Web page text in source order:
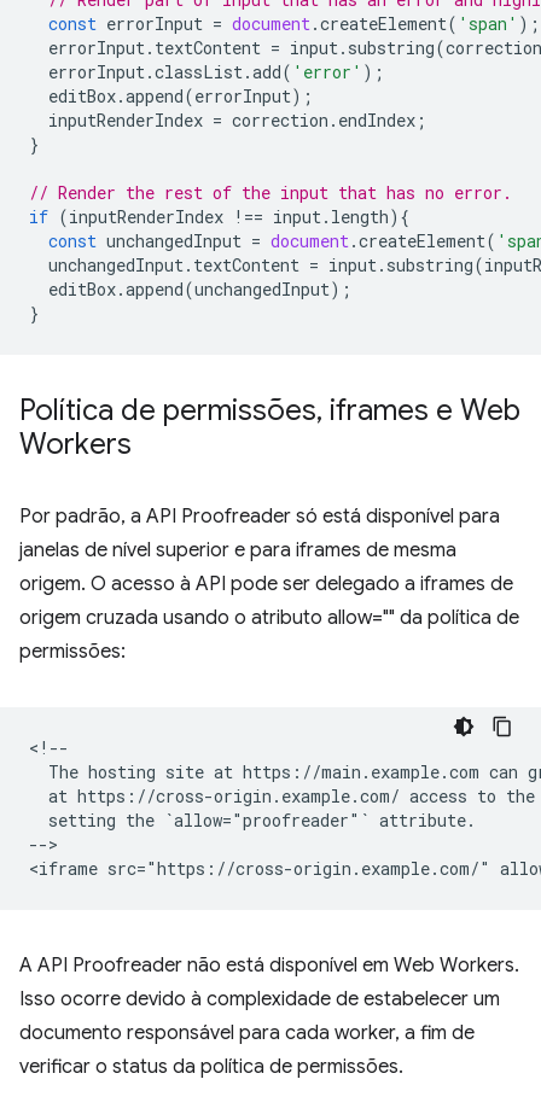
const errorInput = document.createElement( 'span' );
errorInput. textContent = input. substring(correction
errorInput.classList.add( 'error' );
editBox.append(errorInput);
inputRenderIndex = correction . endIndex ;
}
// Render the rest of the input that has no error.
if (inputRenderIndex !== input. length){
const unchangedInput = document.createElement(
unchangedInput. textContent = input. substring(
editBox.append(unchangedInput);
}
Política de permissões, iframes e Web
Workers
Por padrão, a API Proofreader só está disponível para
janelas de nível superior e para iframes de mesma
origem. O acesso à API pode ser delegado a iframes de
origem cruzada usando o atributo allow="" da política de
permissões:
<!--
The hosting site at https://main.example.com can
at https://cross-origin.example.com/ access to
  setting the `allow="proofreader"` attribute.
-->
A API Proofreader não está disponível em Web Workers.
Isso ocorre devido à complexidade de estabelecer um
documento responsável para cada worker, a fim de
verificar o status da política de permissões.